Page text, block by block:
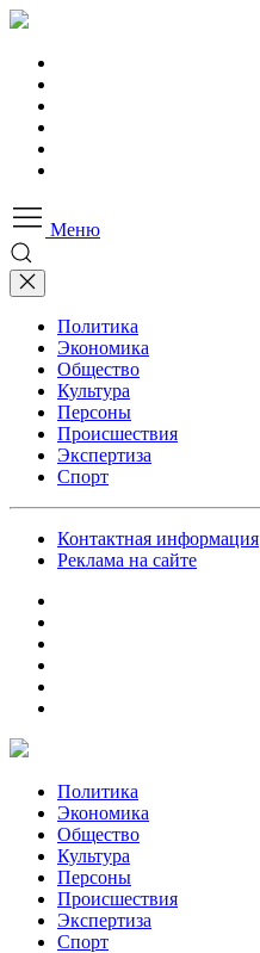
Меню
Политика
Экономика
Общество
Культура
Персоны
Происшествия
Экспертиза
Спорт
Контактная информация
Реклама на сайте
Политика
Экономика
Общество
Культура
Персоны
Происшествия
Экспертиза
Спорт